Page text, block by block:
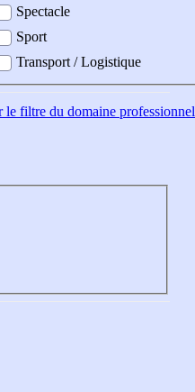
Spectacle
Sport
Transport / Logistique
le filtre du domaine professionnel